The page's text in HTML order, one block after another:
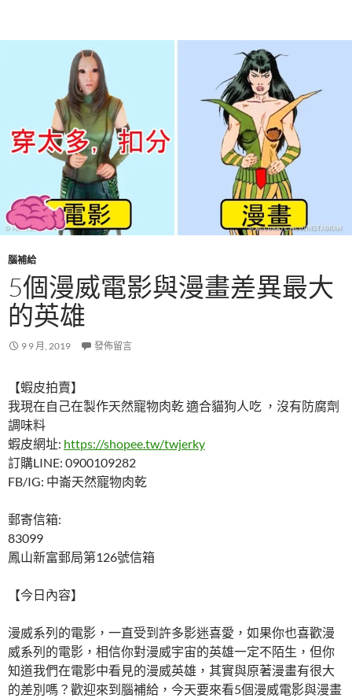
腦補給
5個漫威電影與漫畫差異最大
的英雄
9 9 月, 2019 發佈留言
【蝦皮拍賣】
我現在自己在製作天然寵物肉乾 適合貓狗人吃 ，沒有防腐劑
調味料
蝦皮網址: https://shopee.tw/twjerky
訂購LINE: 0900109282
FB/IG: 中崙天然寵物肉乾
郵寄信箱:
83099
鳳山新富郵局第126號信箱
【今日內容】
漫威系列的電影，一直受到許多影迷喜愛，如果你也喜歡漫
威系列的電影，相信你對漫威宇宙的英雄一定不陌生，但你
知道我們在電影中看見的漫威英雄，其實與原著漫畫有很大
的差別嗎？歡迎來到腦補給，今天要來看5個漫威電影與漫畫